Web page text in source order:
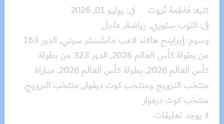
كتبه: فاطمة ثروت فى: يوليو 01, 2026
فى: التوب ستوري, رياضة, عاجل
وسوم: إيرلينج هالاند لاعب مانشستر سيتي,
الدور الـ16
من بطولة كأس العالم 2026
,
الدور الـ32 من بطولة
كأس العالم 2026
, بطولة كأس العالم 2026 , مباراة
منتخب النرويج ومنتخب كوت ديفوار, منتخب النرويج,
منتخب كوت ديفوار
لا يوجد تعليقات